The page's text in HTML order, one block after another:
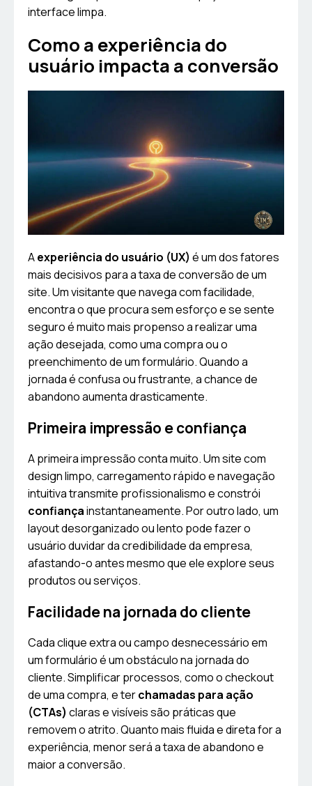
interface limpa.
Como a experiência do
usuário impacta a conversão
Aexperiência do usuário (UX) é um dos fatores
mais decisivos para a taxa de conversão de um
site. Um visitante que navega com facilidade,
encontra o que procura sem esforço e se sente
seguro é muito mais propenso a realizar uma
ação desejada, como uma compra ou o
preenchimento de um formulário. Quando a
jornada é confusa ou frustrante, a chance de
abandono aumenta drasticamente.
Primeira impressão e confiança
A primeira impressão conta muito. Um site com
design limpo, carregamento rápido e navegação
intuitiva transmite profissionalismo e constrói
confiançainstantaneamente. Por outro lado, um
layout desorganizado ou lento pode fazer o
usuário duvidar da credibilidade da empresa,
afastando-o antes mesmo que ele explore seus
produtos ou serviços.
Facilidade na jornada do cliente
Cada clique extra ou campo desnecessário em
um formulário é um obstáculo na jornada do
cliente. Simplificar processos, como o checkout
de uma compra, e terchamadas para ação
(CTAs) claras e visíveis são práticas que
removem o atrito. Quanto mais fluida e direta for a
experiência, menor será a taxa de abandono e
maior a conversão.